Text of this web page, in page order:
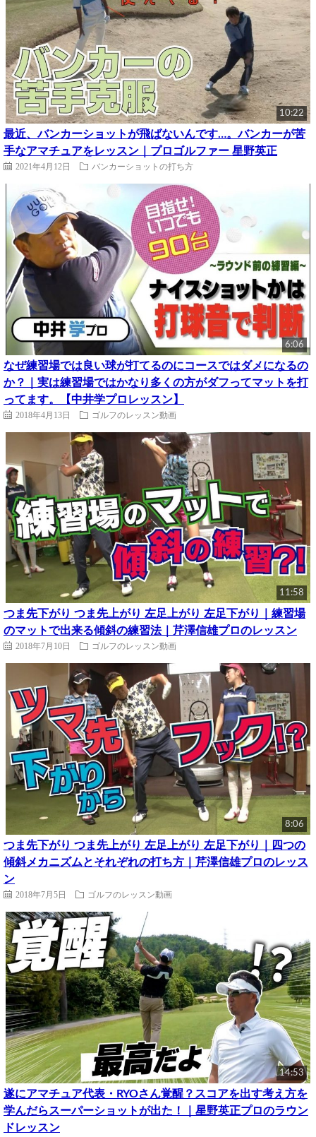
10:22
最近、バンカーショットが飛ばないんです…。バンカーが苦
手なアマチュアをレッスン｜プロゴルファー 星野英正
2021年4月12日 バンカーショットの打ち方
6:06
なぜ練習場では良い球が打てるのにコースではダメになるの
か？｜実は練習場ではかなり多くの方がダフってマットを打
ってます。【中井学プロレッスン】
2018年4月13日 ゴルフのレッスン動画
11:58
つま先下がり つま先上がり 左足上がり 左足下がり｜練習場
のマットで出来る傾斜の練習法｜芹澤信雄プロのレッスン
2018年7月10日 ゴルフのレッスン動画
8:06
つま先下がり つま先上がり 左足上がり 左足下がり｜四つの
傾斜メカニズムとそれぞれの打ち方｜芹澤信雄プロのレッス
ン
2018年7月5日 ゴルフのレッスン動画
14:53
遂にアマチュア代表・RYOさん覚醒？スコアを出す考え方を
学んだらスーパーショットが出た！｜星野英正プロのラウン
ドレッスン